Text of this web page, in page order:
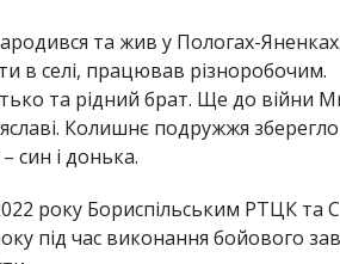
та жив у Пологах-
в селі, працював різноробочим.
та рідний брат. Ще до війни
Колишнє подружжя зберегло
син і донька.
року Бориспільським РТЦК та
під час виконання бойового